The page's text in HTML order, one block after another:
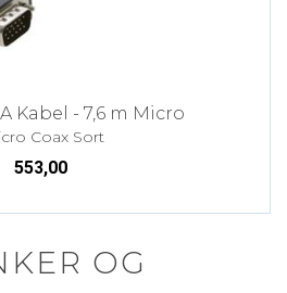
Kabel - 7,6 m Micro
Coax Sort
553,00
OG